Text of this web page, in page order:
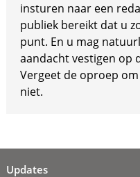
insturen naar een
publiek bereikt dat u
punt. En u mag
aandacht vestigen op
Vergeet de oproep
niet.
Updates